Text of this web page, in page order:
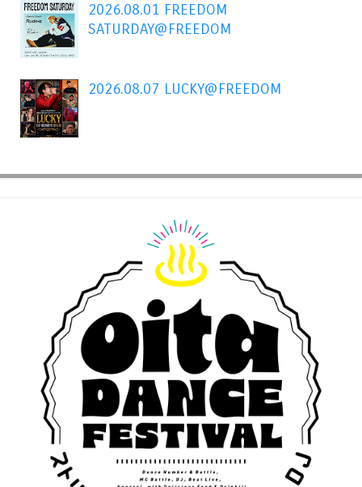
2026.08.01 FREEDOM
SATURDAY@FREEDOM
2026.08.07 LUCKY@FREEDOM